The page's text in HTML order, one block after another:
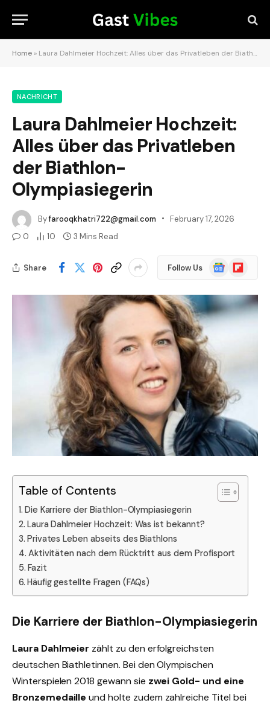
Home » Laura Dahlmeier Hochzeit: Alles über das Privatleben der Biathlon-Olympiasiegerin
NACHRICHT
Laura Dahlmeier Hochzeit:
Alles über das Privatleben
der Biathlon-
Olympiasiegerin
Byfarooqkhatri722@gmail.com
February 17, 2026
0
10 3 Mins Read
Share Follow Us
Google
News
Flipboard
Table of Contents
Die Karriere der Biathlon-Olympiasiegerin
Laura Dahlmeier Hochzeit: Was ist bekannt?
Privates Leben abseits des Biathlons
Aktivitäten nach dem Rücktritt aus dem Profisport
Fazit
Häufig gestellte Fragen (FAQs)
Die Karriere der Biathlon-Olympiasiegerin
Laura Dahlmeier zählt zu den erfolgreichsten
deutschen Biathletinnen. Bei den Olympischen
Winterspielen 2018 gewann sie zwei Gold- und eine
Bronzemedaille und holte zudem zahlreiche Titel bei